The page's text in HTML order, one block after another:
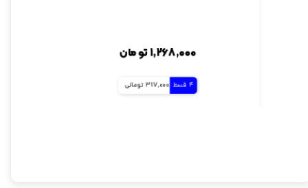
۱۲۹,۶۰۰ تومان
4 قسط 24,775 تومانی